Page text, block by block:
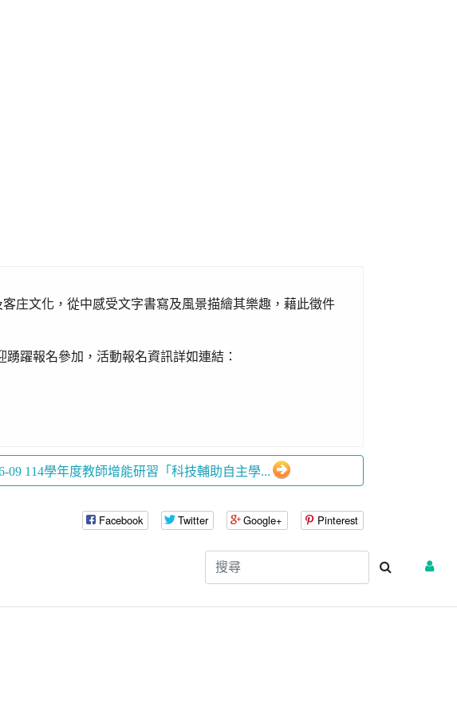
庄文化，從中感受文字書寫及風景描繪其樂趣，藉此徵件
躍報名參加，活動報名資訊詳如連結：
09 114學年度教師增能研習「科技輔助自主學...
Facebook Twitter Google+ Pinterest